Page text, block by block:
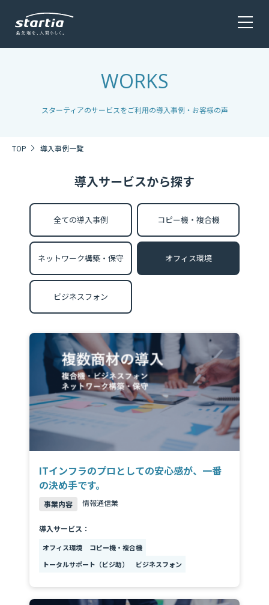
SERVICE
COMPANY
IR・CSR
RECRUIT
PARTNER
Web請求書
INVOICE
CONTACT
サービスに関するお問合せ
オフィス移転や新設のご相談はこちらから
WORKS
スターティアのサービスをご利用の導入事例・お客様の声
TOP 導入事例一覧
導入サービスから探す
全ての導入事例 コピー機・複合機
ネットワーク構築・保守 オフィス環境
ビジネスフォン
ITインフラのプロとしての安心感が、一番
の決め手です。
事業内容 情報通信業
導入サービス：
オフィス環境
コピー機・複合機
トータルサポート（ビジ助）
ビジネスフォン